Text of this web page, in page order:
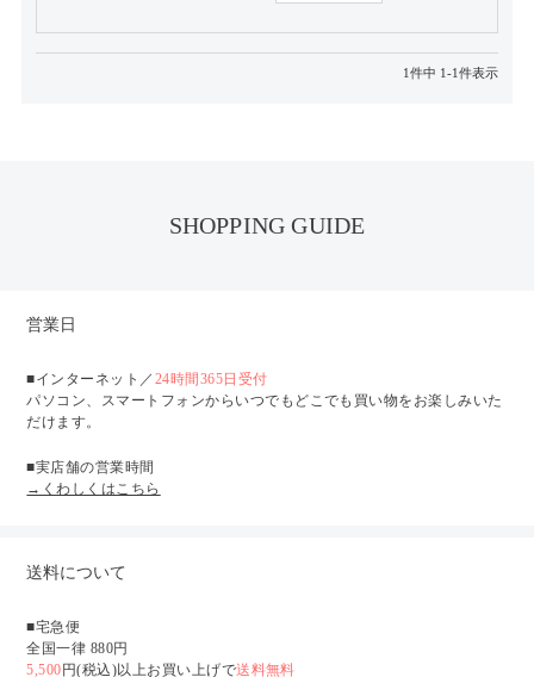
1件中 1-1件表示
SHOPPING GUIDE
営業日
■インターネット／ 24時間365日受付
パソコン、スマートフォンからいつでもどこでも買い物をお楽しみいた
だけます。
■実店舗の営業時間
→くわしくはこちら
送料について
■宅急便
全国一律 880円
5,500円(税込)以上お買い上げで送料無料